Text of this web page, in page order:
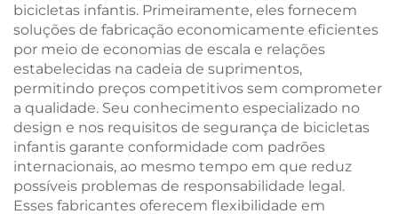
bicicletas infantis. Primeiramente, eles fornecem
soluções de fabricação economicamente eficientes
por meio de economias de escala e relações
estabelecidas na cadeia de suprimentos,
permitindo preços competitivos sem comprometer
a qualidade. Seu conhecimento especializado no
design e nos requisitos de segurança de bicicletas
infantis garante conformidade com padrões
internacionais, ao mesmo tempo em que reduz
possíveis problemas de responsabilidade legal.
Esses fabricantes oferecem flexibilidade em